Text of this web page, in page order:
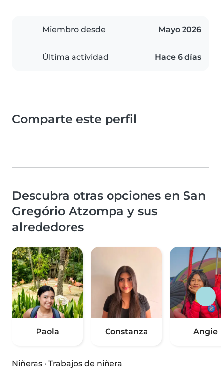
Miembro desde Mayo 2026
Última actividad Hace 6 días
Comparte este perfil
Descubra otras opciones en San
Gregório Atzompa y sus
alrededores
Paola Constanza Angie
Niñeras · Trabajos de niñera